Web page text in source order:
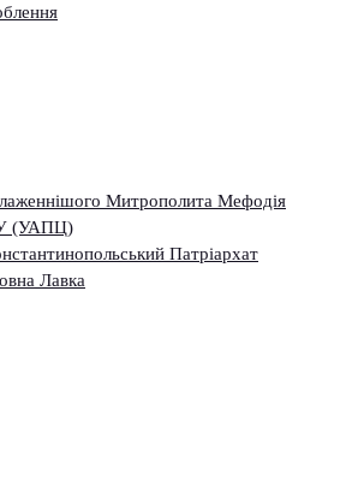
Митрополита Мефодія
(УАПЦ)
Патріархат
Лавка